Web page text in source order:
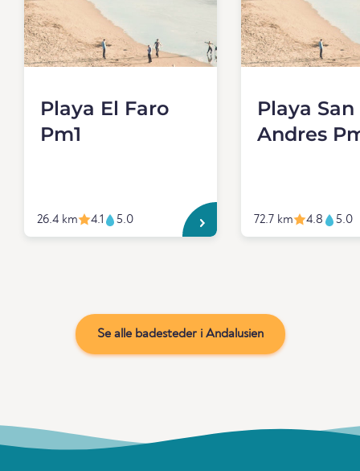
Playa El Faro
Pm1
26.4 km 4.1 5.0
Playa San
Andres
72.7 km 4.8 5.0
Se alle badesteder i Andalusien